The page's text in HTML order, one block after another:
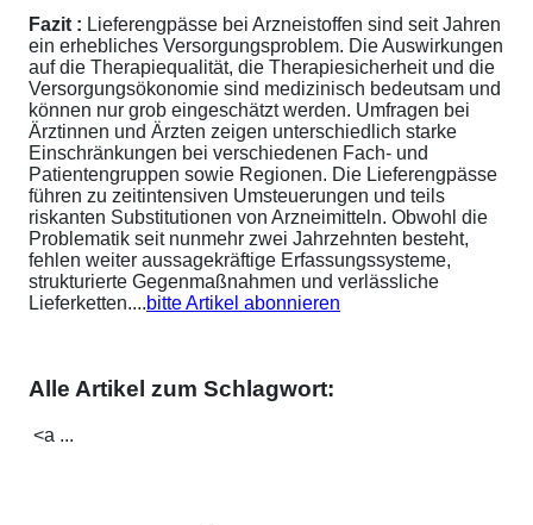
Fazit : Lieferengpässe bei Arzneistoffen sind seit Jahren
ein erhebliches Versorgungsproblem. Die Auswirkungen
auf die Therapiequalität, die Therapiesicherheit und die
Versorgungsökonomie sind medizinisch bedeutsam und
können nur grob eingeschätzt werden. Umfragen bei
Ärztinnen und Ärzten zeigen unterschiedlich starke
Einschränkungen bei verschiedenen Fach- und
Patientengruppen sowie Regionen. Die Lieferengpässe
führen zu zeitintensiven Umsteuerungen und teils
riskanten Substitutionen von Arzneimitteln. Obwohl die
Problematik seit nunmehr zwei Jahrzehnten besteht,
fehlen weiter aussagekräftige Erfassungssysteme,
strukturierte Gegenmaßnahmen und verlässliche
Lieferketten....bitte Artikel abonnieren
Alle Artikel zum Schlagwort:
<a ...